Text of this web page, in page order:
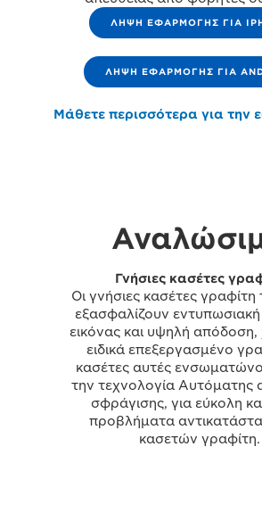
ΛΗΨΗ ΕΦΑΡΜΟΓΗΣ ΓΙΑ
ΛΗΨΗ ΕΦΑΡΜΟΓΗΣ ΓΙΑ
Μάθετε περισσότερα για την
Γνήσιες κασέτες
Οι γνήσιες κασέτες γραφίτη
εξασφαλίζουν
εικόνας και υψηλή
ειδικά επεξεργασμένο
κασέτες αυτές
την τεχνολογία Αυτόματης
σφράγισης, για εύκολη
προβλήματα
κασετών γραφίτη.